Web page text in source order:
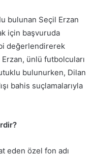
bulunan Seçil Erzan
için başvuruda
değerlendirerek
ünlü futbolcuları
bulunurken, Dilan
bahis suçlamalarıyla
eden özel fon adı